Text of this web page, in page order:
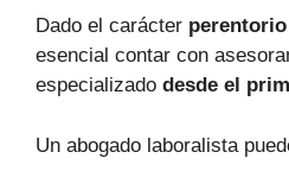
Dado el carácter
esencial contar con
especializado desde el
Un abogado laboralista